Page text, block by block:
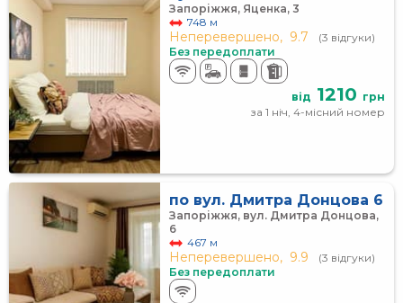
Запоріжжя, Яценка, 3
748 м
Неперевершено, 9.7
(3 відгуки)
Без передоплати
від 1210 грн
за 1 ніч, 4-місний номер
по вул. Дмитра Донцова 6
Запоріжжя, вул. Дмитра Донцова,
6
467 м
Неперевершено, 9.9
(3 відгуки)
Без передоплати